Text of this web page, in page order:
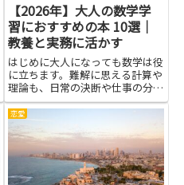
【2026年】大人の数学学
習におすすめの本 10選｜
教養と実務に活かす
はじめに大人になっても数学は役
に立ちます。難解に思える計算や
理論も、日常の決断や仕事の分析
に応用できます。本を選ぶ意味
は、基本的な考え方を身につけ、
問題を整理するスキルを育てるこ
とです。数学を学ぶことで、デー
タを読み解く力、論理的な思考、
恋愛